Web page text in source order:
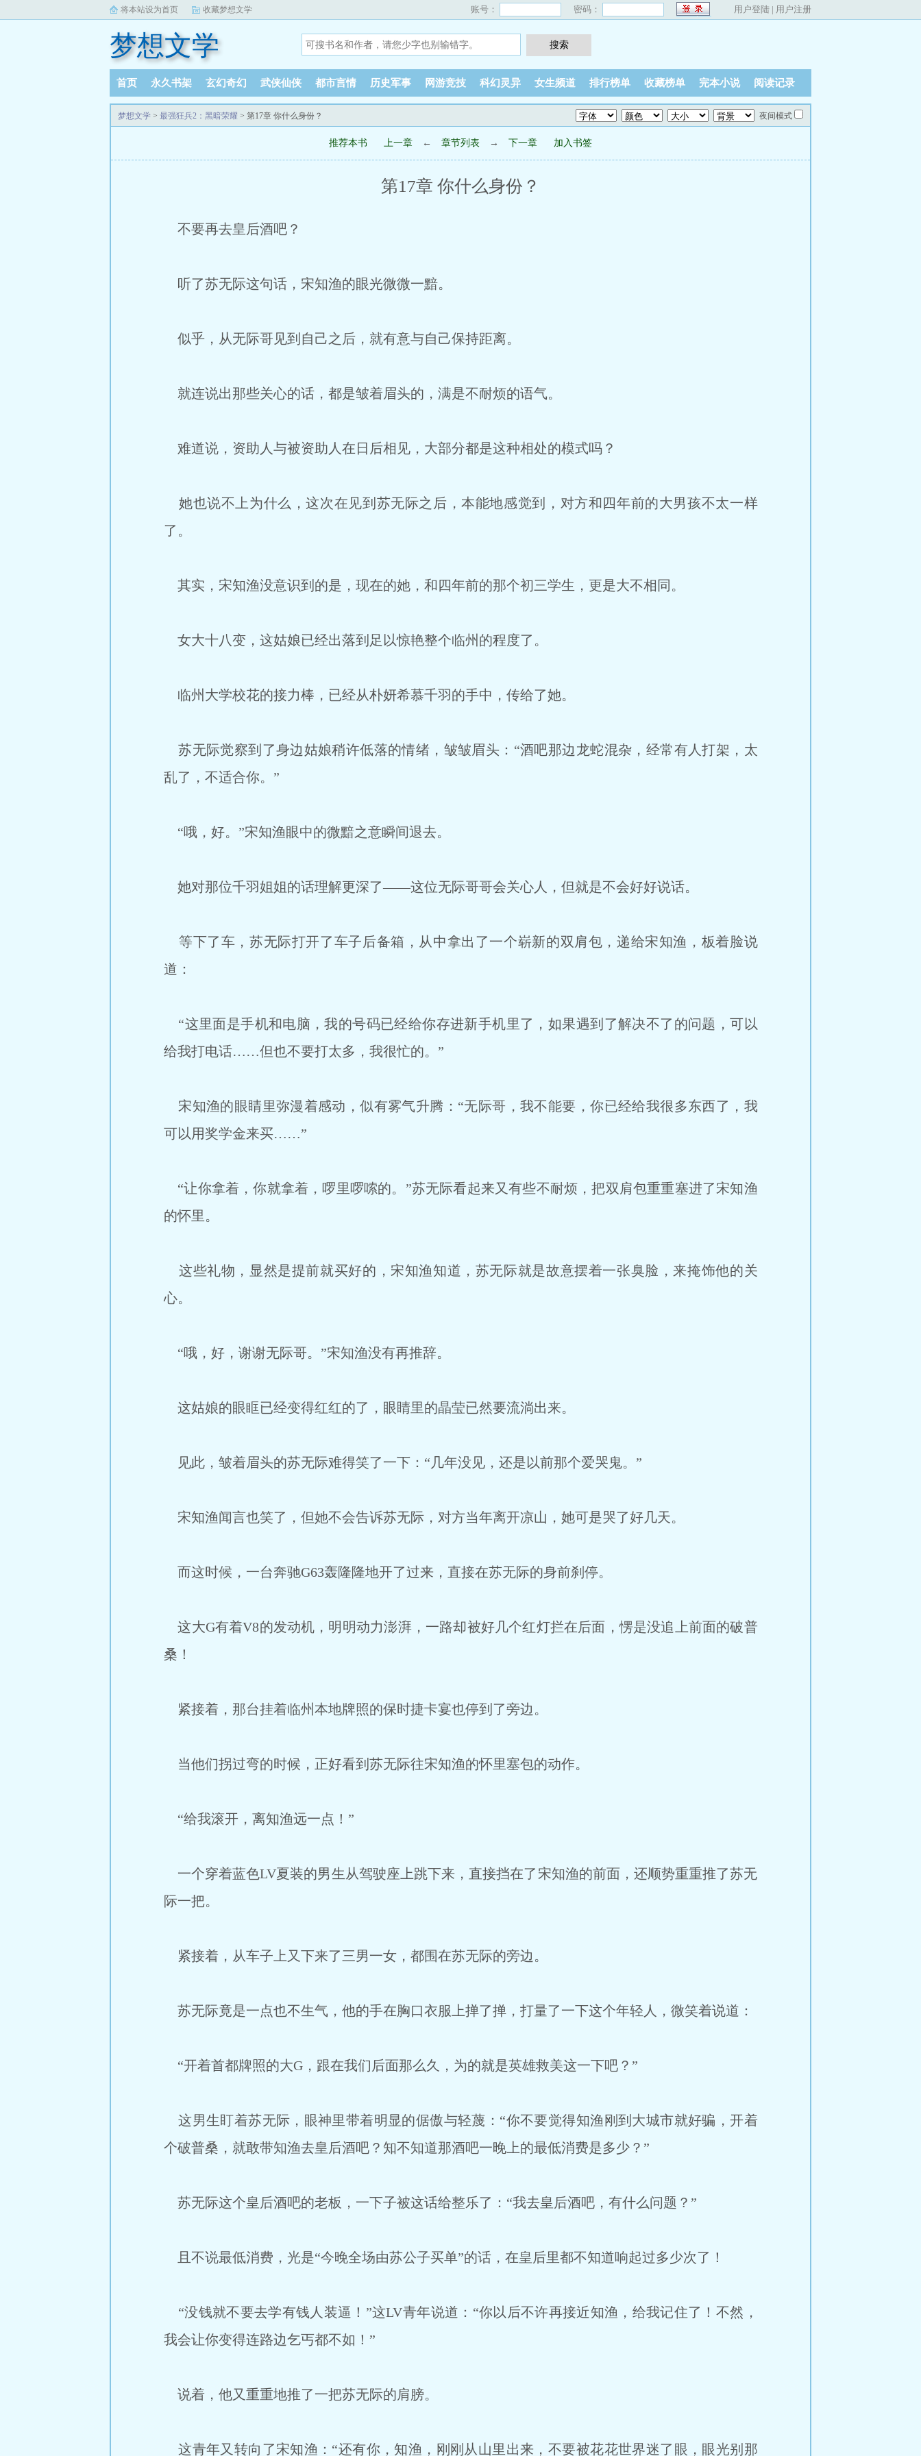
将本站设为首页 收藏梦想文学 账号： 密码： 用户登陆 | 用户注册
梦想文学
首页 永久书架 玄幻奇幻 武侠仙侠 都市言情 历史军事 网游竞技 科幻灵异 女生频道 排行榜单 收藏榜单 完本小说 阅读记录
梦想文学 > 最强狂兵2：黑暗荣耀 > 第17章 你什么身份？ 夜间模式
推荐本书 上一章 ← 章节列表 → 下一章 加入书签
第17章 你什么身份？
不要再去皇后酒吧？
听了苏无际这句话，宋知渔的眼光微微一黯。
似乎，从无际哥见到自己之后，就有意与自己保持距离。
就连说出那些关心的话，都是皱着眉头的，满是不耐烦的语气。
难道说，资助人与被资助人在日后相见，大部分都是这种相处的模式吗？
她也说不上为什么，这次在见到苏无际之后，本能地感觉到，对方和四年前的大男孩不太一样
了。
其实，宋知渔没意识到的是，现在的她，和四年前的那个初三学生，更是大不相同。
女大十八变，这姑娘已经出落到足以惊艳整个临州的程度了。
临州大学校花的接力棒，已经从朴妍希慕千羽的手中，传给了她。
苏无际觉察到了身边姑娘稍许低落的情绪，皱皱眉头：“酒吧那边龙蛇混杂，经常有人打架，太
乱了，不适合你。”
“哦，好。”宋知渔眼中的微黯之意瞬间退去。
她对那位千羽姐姐的话理解更深了——这位无际哥哥会关心人，但就是不会好好说话。
等下了车，苏无际打开了车子后备箱，从中拿出了一个崭新的双肩包，递给宋知渔，板着脸说
道：
“这里面是手机和电脑，我的号码已经给你存进新手机里了，如果遇到了解决不了的问题，可以
给我打电话……但也不要打太多，我很忙的。”
宋知渔的眼睛里弥漫着感动，似有雾气升腾：“无际哥，我不能要，你已经给我很多东西了，我
可以用奖学金来买……”
“让你拿着，你就拿着，啰里啰嗦的。”苏无际看起来又有些不耐烦，把双肩包重重塞进了宋知渔
的怀里。
这些礼物，显然是提前就买好的，宋知渔知道，苏无际就是故意摆着一张臭脸，来掩饰他的关
心。
“哦，好，谢谢无际哥。”宋知渔没有再推辞。
这姑娘的眼眶已经变得红红的了，眼睛里的晶莹已然要流淌出来。
见此，皱着眉头的苏无际难得笑了一下：“几年没见，还是以前那个爱哭鬼。”
宋知渔闻言也笑了，但她不会告诉苏无际，对方当年离开凉山，她可是哭了好几天。
而这时候，一台奔驰G63轰隆隆地开了过来，直接在苏无际的身前刹停。
这大G有着V8的发动机，明明动力澎湃，一路却被好几个红灯拦在后面，愣是没追上前面的破普
桑！
紧接着，那台挂着临州本地牌照的保时捷卡宴也停到了旁边。
当他们拐过弯的时候，正好看到苏无际往宋知渔的怀里塞包的动作。
“给我滚开，离知渔远一点！”
一个穿着蓝色LV夏装的男生从驾驶座上跳下来，直接挡在了宋知渔的前面，还顺势重重推了苏无
际一把。
紧接着，从车子上又下来了三男一女，都围在苏无际的旁边。
苏无际竟是一点也不生气，他的手在胸口衣服上掸了掸，打量了一下这个年轻人，微笑着说道：
“开着首都牌照的大G，跟在我们后面那么久，为的就是英雄救美这一下吧？”
这男生盯着苏无际，眼神里带着明显的倨傲与轻蔑：“你不要觉得知渔刚到大城市就好骗，开着
个破普桑，就敢带知渔去皇后酒吧？知不知道那酒吧一晚上的最低消费是多少？”
苏无际这个皇后酒吧的老板，一下子被这话给整乐了：“我去皇后酒吧，有什么问题？”
且不说最低消费，光是“今晚全场由苏公子买单”的话，在皇后里都不知道响起过多少次了！
“没钱就不要去学有钱人装逼！”这LV青年说道：“你以后不许再接近知渔，给我记住了！不然，
我会让你变得连路边乞丐都不如！”
说着，他又重重地推了一把苏无际的肩膀。
这青年又转向了宋知渔：“还有你，知渔，刚刚从山里出来，不要被花花世界迷了眼，眼光别那